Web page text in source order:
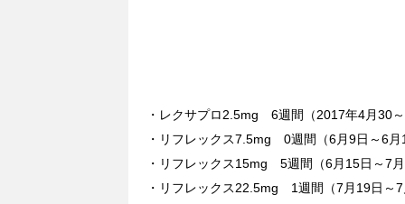
・レクサプロ2.5mg 6週間（2017年4月30
・リフレックス7.5mg 0週間（6月9日～6月
・リフレックス15mg 5週間（6月15日～7
・リフレックス22.5mg 1週間（7月19日～